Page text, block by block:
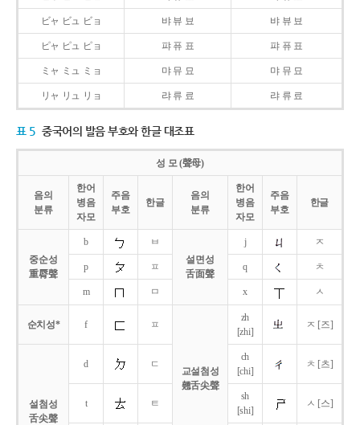
ビャ ビュ ビョ 뱌 뷰 뵤 뱌 뷰 뵤
ピャ ピュ ピョ 퍄 퓨 표 퍄 퓨 표
ミャ ミュ ミョ 먀 뮤 묘 먀 뮤 묘
リャ リュ リョ 랴 류 료 랴 류 료
표 5 중국어의 발음 부호와 한글 대조표
성 모 (聲母)
음의
분류
한어
병음
자모
주음
부호
한글
음의
분류
한어
병음
자모
주음
부호
한글
중순성
重脣聲
b
ㅂ
설면성
舌面聲
j ㅈ
p ㅍ q ㅊ
m ㅁ x ㅅ
순치성* f ㅍ
교설첨성
翹舌尖聲
zh
[zhi]
ㅈ [즈]
설첨성
舌尖聲
d ㄷ
ch
[chi]
ㅊ [츠]
t ㅌ
sh
[shi]
ㅅ [스]